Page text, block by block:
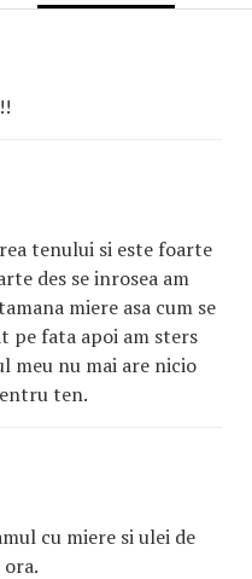
tenului si este foarte
des se inrosea am
miere asa cum se
pe fata apoi am sters
meu nu mai are nicio
ten.
cu miere si ulei de